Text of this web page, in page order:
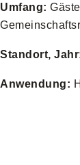
Umfang:
Standort,
Anwendung: